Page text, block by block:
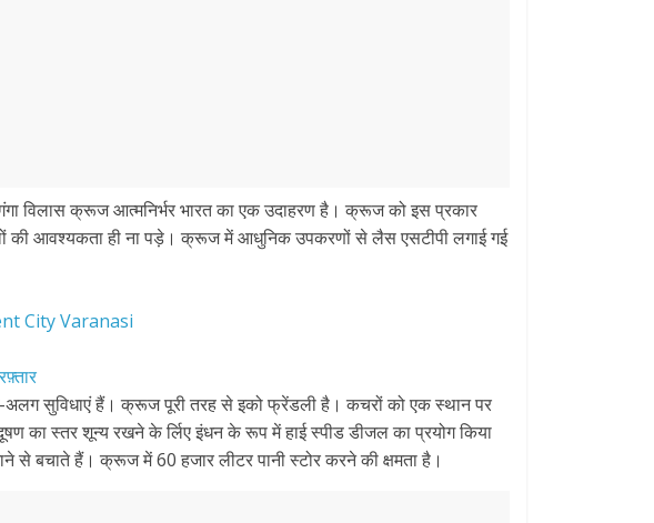
विलास क्रूज आत्मनिर्भर भारत का एक उदाहरण है। क्रूज को इस प्रकार
की आवश्यकता ही ना पड़े। क्रूज में आधुनिक उपकरणों से लैस एसटीपी लगाई गई
City Varanasi
सुविधाएं हैं। क्रूज पूरी तरह से इको फ्रेंडली है। कचरों को एक स्थान पर
का स्तर शून्य रखने के र्लिए इंधन के रूप में हाई स्पीड डीजल का प्रयोग किया
से बचाते हैं। क्रूज में 60 हजार लीटर पानी स्टोर करने की क्षमता है।